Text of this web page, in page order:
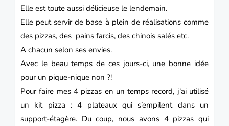
Elle est toute aussi délicieuse le lendemain.
Elle peut servir de base à plein de réalisations comme
des pizzas, des pains farcis, des chinois salés etc.
A chacun selon ses envies.
Avec le beau temps de ces jours-ci, une bonne idée
pour un pique-nique non ?!
Pour faire mes 4 pizzas en un temps record, j’ai utilisé
un kit pizza : 4 plateaux qui s’empilent dans un
support-étagère. Du coup, nous avons 4 pizzas qui